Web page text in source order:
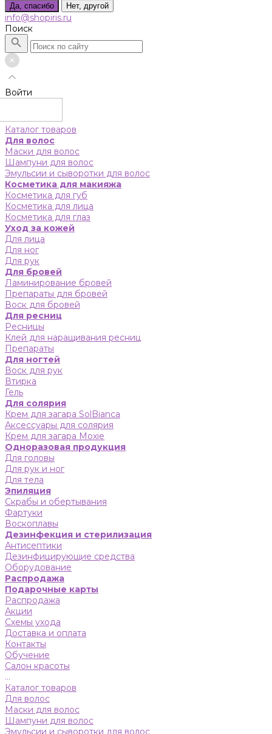
Да, спасибо Нет, другой
info@shopiris.ru
Поиск
Войти
Каталог товаров
Для волос
Маски для волос
Шампуни для волос
Эмульсии и сыворотки для волос
Косметика для макияжа
Косметика для губ
Косметика для лица
Косметика для глаз
Уход за кожей
Для лица
Для ног
Для рук
Для бровей
Ламинирование бровей
Препараты для бровей
Воск для бровей
Для ресниц
Ресницы
Клей для наращивания ресниц
Препараты
Для ногтей
Воск для рук
Втирка
Гель
Для солярия
Крем для загара SolBianca
Аксессуары для солярия
Крем для загара Moxie
Одноразовая продукция
Для головы
Для рук и ног
Для тела
Эпиляция
Скрабы и обертывания
Фартуки
Воскоплавы
Дезинфекция и стерилизация
Антисептики
Дезинфицирующие средства
Оборудование
Распродажа
Подарочные карты
Распродажа
Акции
Схемы ухода
Доставка и оплата
Контакты
Обучение
Салон красоты
...
Каталог товаров
Для волос
Маски для волос
Шампуни для волос
Эмульсии и сыворотки для волос